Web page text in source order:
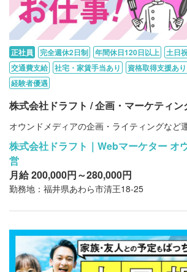
正社員 完全週休2日制 年間休日120日以上 土日
交通費支給
社宅・家賃手当あり 資格取得支援あり
経験者優遇
株式会社ドラフト / 企画・マーケティン
オウンドメディアの企画・ライティングなど
株式会社ドラフト｜Webマーケター オ
営
月給 200,000円～280,000円
勤務地：福井県あわら市清王18-25